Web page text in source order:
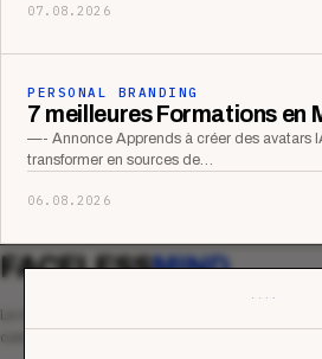
07.08.2026
PERSONAL BRANDING
7 meilleures Formations en
—- Annonce Apprends à créer des avatars
transformer en sources de…
06.08.2026
FACELESSMIND
Le média qui mesurent la performance
commerciale des organismes de formation.